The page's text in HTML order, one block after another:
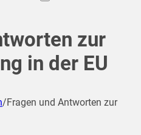
zur
in der EU
/Fragen und Antworten zur